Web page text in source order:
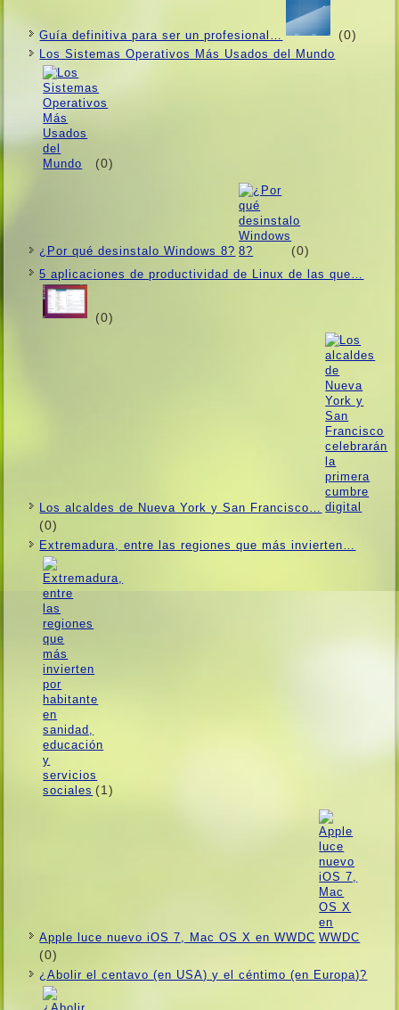
Guí­a definitiva para ser un profesional… (0)
Los Sistemas Operativos Más Usados ​​del Mundo
(0)
¿Por qué desinstalo Windows 8? (0)
5 aplicaciones de productividad de Linux de las que…
(0)
Los alcaldes de Nueva York y San Francisco…
(0)
Extremadura, entre las regiones que más invierten…
(1)
Apple luce nuevo iOS 7, Mac OS X en WWDC
(0)
¿Abolir el centavo (en USA) y el céntimo (en Europa)?